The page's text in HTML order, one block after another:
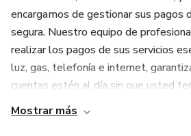
encargamos de gestionar sus pagos
segura. Nuestro equipo de
realizar los pagos de sus servicios
luz, gas, telefonía e internet,
cuentas estén al día sin que usted
Mostrar más